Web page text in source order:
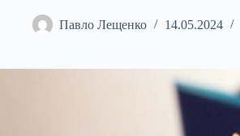
Павло Лещенко 14.05.2024